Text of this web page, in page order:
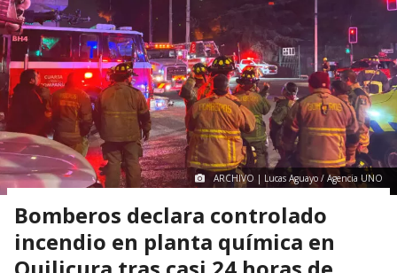
ARCHIVO | Lucas Aguayo / Agencia UNO
Bomberos declara controlado
incendio en planta química en